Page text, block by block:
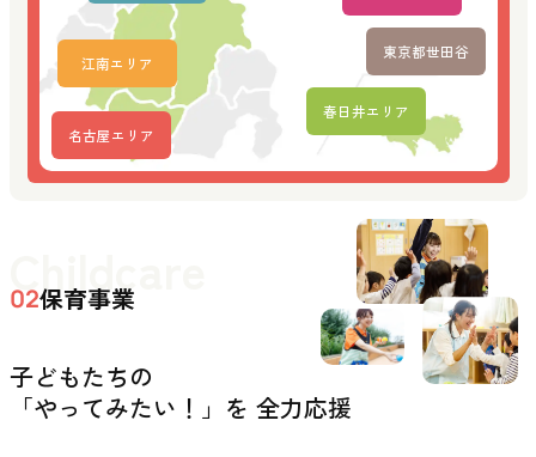
名古屋エリア
江南エリア
春日井エリア
東京都世田谷
Childcare
02保育事業
子どもたちの
「やってみたい！」を 全力応援